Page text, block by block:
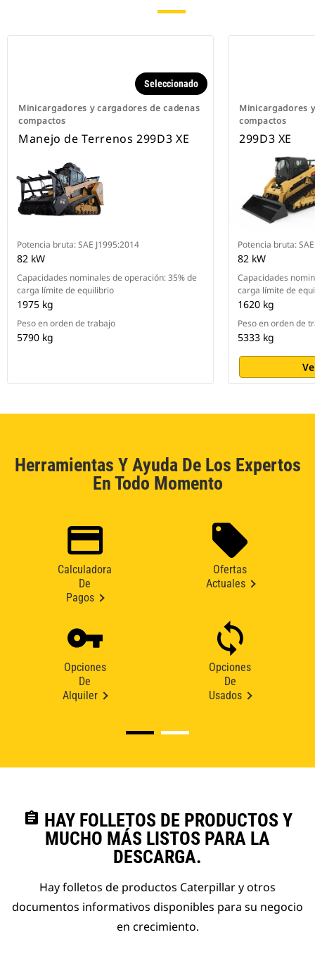
Minicargadores y cargadores de cadenas
compactos
Seleccionado
Manejo de Terrenos 299D3 XE
Potencia bruta: SAE J1995:2014
82 kW
Capacidades nominales de operación: 35% de
carga límite de equilibrio
1975 kg
Peso en orden de trabajo
5790 kg
Minicargadores
compactos
299D3 XE
Potencia bruta:
82 kW
Capacidades
carga límite de
1620 kg
Peso en orden de
5333 kg
Herramientas Y Ayuda De Los Expertos
En Todo Momento
Calculadora
De
Pagos
Ofertas
Actuales
Opciones
De
Alquiler
Opciones
De
Usados
assignment HAY FOLLETOS DE PRODUCTOS Y
MUCHO MÁS LISTOS PARA LA
DESCARGA.
Hay folletos de productos Caterpillar y otros
documentos informativos disponibles para su negocio
en crecimiento.